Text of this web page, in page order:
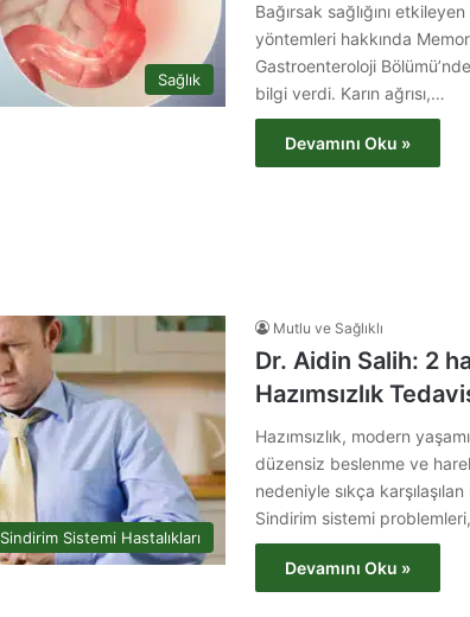
Sağlık
Bağırsak sağlığını
yöntemleri hakkında
Gastroenteroloji
bilgi verdi. Karın ağrısı,…
Devamını Oku »
Sindirim Sistemi Hastalıkları
Mutlu ve Sağlıklı
Dr. Aidin Salih: 2
Hazımsızlık
Hazımsızlık, modern
düzensiz beslenme ve
nedeniyle sıkça karşılaşılan
Sindirim sistemi
Devamını Oku »